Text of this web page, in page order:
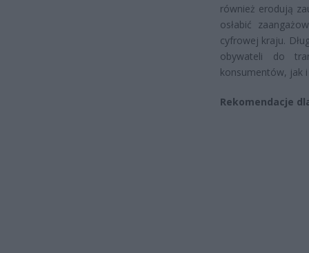
również erodują
osłabić
cyfrowej kraju.
obywateli do
konsumentów, jak
Rekomendacje